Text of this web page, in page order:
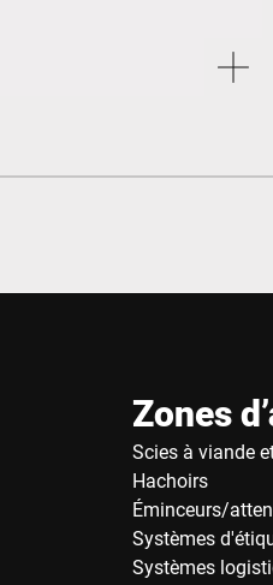
Zones
Scies à viande
Hachoirs
Éminceurs/
Systèmes
Systèmes